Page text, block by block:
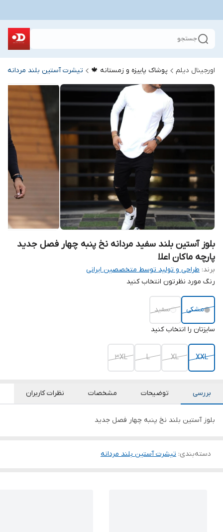
جستجو
اورجینال دیلم پوشاک پاییزه و زمستانه 🍁 تیشرت آستین بلند مردانه
بلوز آستین بلند سفید مردانه نخ پنبه چهار فصل جدید
پارچه ماکان اعلا
برند: طراحی و تولید توسط متخصصین ایرانی
رنگ مورد نظرتون انتخاب کنید
مشکی سفید
سایزتان را انتخاب کنید
XXL
XL
L
3XL
بررسی توضیحات مشخصات نظرات کاربران
بلوز آستین بلند نخ پنبه چهار فصل جدید
دسته‌بندی: تیشرت آستین بلند مردانه